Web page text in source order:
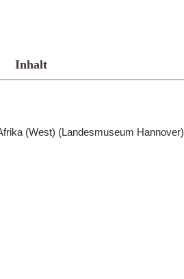
Inhalt
(West) (Landesmuseum Hannover)